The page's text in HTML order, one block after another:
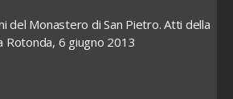
del Monastero di San Pietro. Atti della
Rotonda, 6 giugno 2013